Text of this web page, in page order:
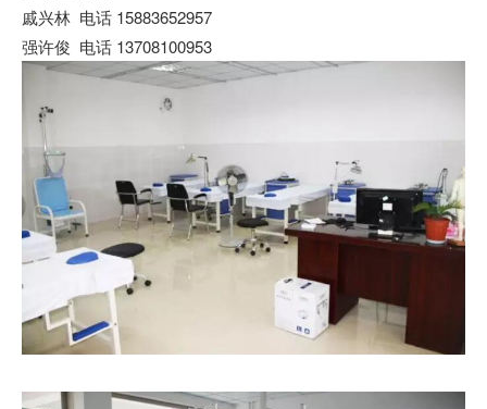
戚兴林 电话 15883652957
强许俊 电话 13708100953